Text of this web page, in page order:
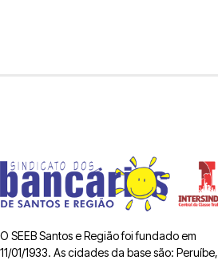
O SEEB Santos e Região foi fundado em
11/01/1933. As cidades da base são: Peruíbe,